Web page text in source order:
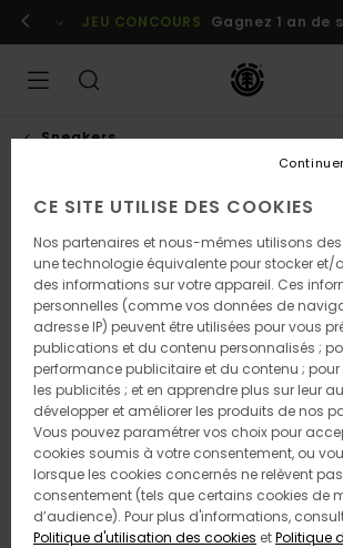
l'information
Se connecter / s'inscrire
JEU CONCOURS Gagnez 1 an de
Sneakers
RUPTURE DE STOCK
CE SITE UTILISE DES COOKIES
Nos partenaires et nous-mêmes utilisons
une technologie équivalente pour stocker et/
des informations sur votre appareil. Ces
personnelles (comme vos données de
adresse IP) peuvent être utilisées pour vous
publications et du contenu personnalisés ;
performance publicitaire et du contenu ;
les publicités ; et en apprendre plus sur leur
développer et améliorer les produits de nos
Vous pouvez paramétrer vos choix pour
cookies soumis à votre consentement, ou
lorsque les cookies concernés ne relèvent
consentement (tels que certains cookies de
d’audience). Pour plus d'informations,
Politique d'utilisation des cookies etPolitique